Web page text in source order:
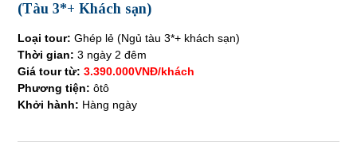
(Tàu 3*+ Khách sạn)
Loại tour:Ghép lẻ (Ngủ tàu 3*+ khách sạn)
Thời gian: 3 ngày 2 đêm
Giá tour từ: 3.390.000VNĐ/khách
Phương tiện:ôtô
Khởi hành: Hàng ngày